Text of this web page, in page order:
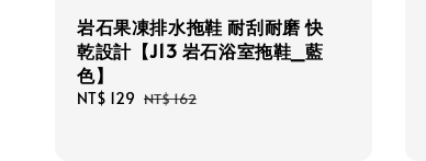
岩石果凍排水拖鞋 耐刮耐磨 快
乾設計【J13 岩石浴室拖鞋_藍
色】
Sale
NT$ 129 Regular
NT$ 162